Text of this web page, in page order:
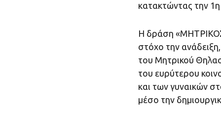
κατακτώντας την
Η δράση
στόχο την
του Μητρικού
του ευρύτερου
και των γυναικών
μέσο την